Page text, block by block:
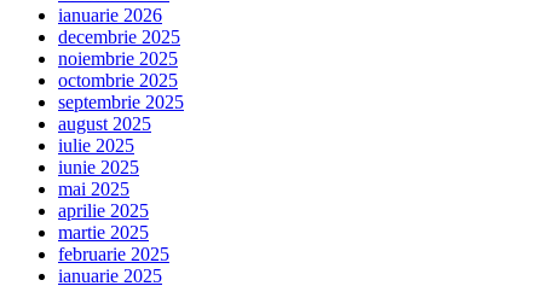
ianuarie 2026
decembrie 2025
noiembrie 2025
octombrie 2025
septembrie 2025
august 2025
iulie 2025
iunie 2025
mai 2025
aprilie 2025
martie 2025
februarie 2025
ianuarie 2025